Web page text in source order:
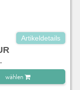
Artikeldetails
wählen